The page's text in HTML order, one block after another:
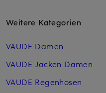
Weitere Kategorien
VAUDE Damen
VAUDE Jacken Damen
VAUDE Regenhosen